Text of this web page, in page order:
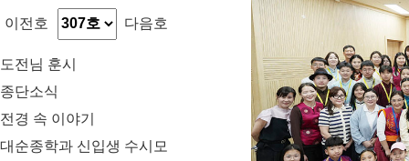
이전호 다음호
도전님 훈시
종단소식
전경 속 이야기
대순종학과 신입생 수시모